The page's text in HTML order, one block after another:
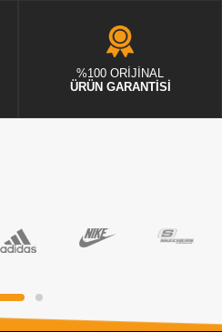
%100 ORİJİNAL
ÜRÜN GARANTİSİ